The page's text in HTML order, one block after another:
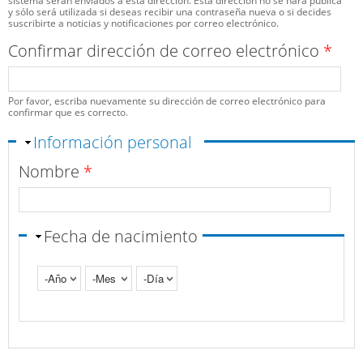
y sólo será utilizada si deseas recibir una contraseña nueva o si decides
suscribirte a noticias y notificaciones por correo electrónico.
Confirmar dirección de correo electrónico *
Por favor, escriba nuevamente su dirección de correo electrónico para
confirmar que es correcto.
Ocultar
Información personal
Nombre *
Fecha de nacimiento
Año
Mes Día